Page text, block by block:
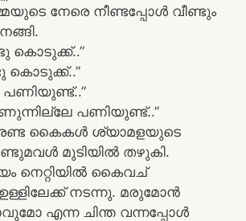
നേരെ നീണ്ടപ്പോൾ വീണ്ടും
കൊടുക്ക്..”
കൊടുക്ക്..”
പണിയുണ്ട്..”
പണിയുണ്ട്..”
കൈകൾ ശ്യാമളയുടെ
മുടിയിൽ തഴുകി.
നെറ്റിയിൽ കൈവച്
നടന്നു. മരുമോൻ
എന്ന ചിന്ത വന്നപ്പോൾ